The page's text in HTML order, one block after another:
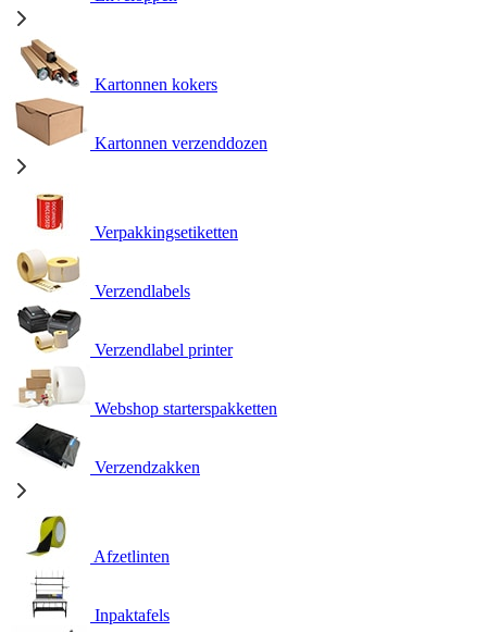
Kartonnen kokers
Kartonnen verzenddozen
Verpakkingsetiketten
Verzendlabels
Verzendlabel printer
Webshop starterspakketten
Verzendzakken
Afzetlinten
Inpaktafels